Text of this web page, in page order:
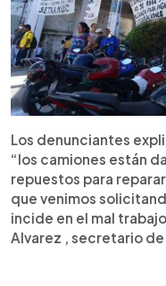
Los denunciantes
“los camiones están
repuestos para
que venimos
incide en el mal
Alvarez , secretario